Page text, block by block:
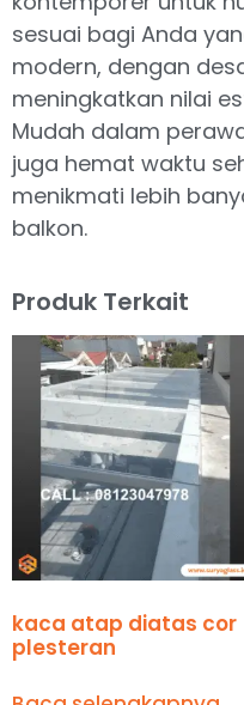
sesuai bagi Anda
modern, dengan
meningkatkan nilai
Mudah dalam
juga hemat waktu
menikmati lebih
balkon.
Produk Terkait
kaca atap diatas cor
plesteran